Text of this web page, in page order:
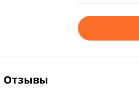
Отзывы